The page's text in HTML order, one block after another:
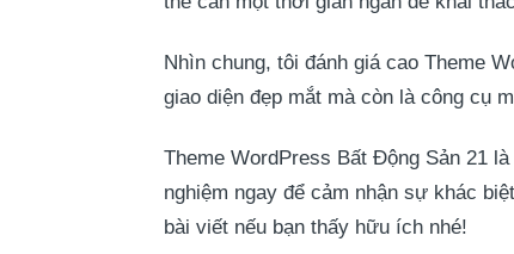
Nhìn chung, tôi đánh giá cao Theme
giao diện đẹp mắt mà còn là công cụ
Theme WordPress Bất Động Sản 21
nghiệm ngay để cảm nhận sự khác
bài viết nếu bạn thấy hữu ích nhé!